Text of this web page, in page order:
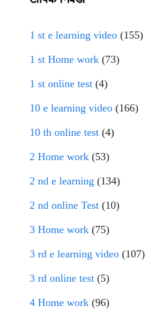
1 st e learning video (155)
1 st Home work (73)
1 st online test (4)
10 e learning video (166)
10 th online test (4)
2 Home work (53)
2 nd e learning (134)
2 nd online Test (10)
3 Home work (75)
3 rd e learning video (107)
3 rd online test (5)
4 Home work (96)